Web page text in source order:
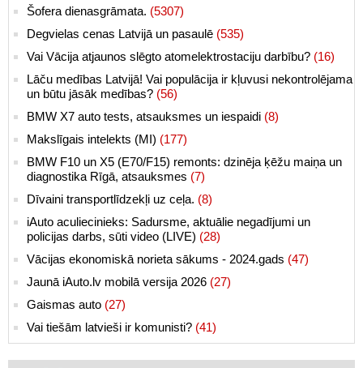
Šofera dienasgrāmata. (5307)
Degvielas cenas Latvijā un pasaulē (535)
Vai Vācija atjaunos slēgto atomelektrostaciju darbību? (16)
Lāču medības Latvijā! Vai populācija ir kļuvusi nekontrolējama
un būtu jāsāk medības? (56)
BMW X7 auto tests, atsauksmes un iespaidi (8)
Makslīgais intelekts (MI) (177)
BMW F10 un X5 (E70/F15) remonts: dzinēja ķēžu maiņa un
diagnostika Rīgā, atsauksmes (7)
Dīvaini transportlīdzekļi uz ceļa. (8)
iAuto aculiecinieks: Sadursme, aktuālie negadījumi un
policijas darbs, sūti video (LIVE) (28)
Vācijas ekonomiskā norieta sākums - 2024.gads (47)
Jaunā iAuto.lv mobilā versija 2026 (27)
Gaismas auto (27)
Vai tiešām latvieši ir komunisti? (41)